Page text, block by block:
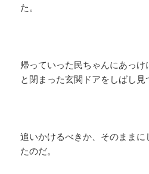
た。
帰っていった民ちゃんにあっ
と閉まった玄関ドアをしばし見
追いかけるべきか、そのまま
たのだ。